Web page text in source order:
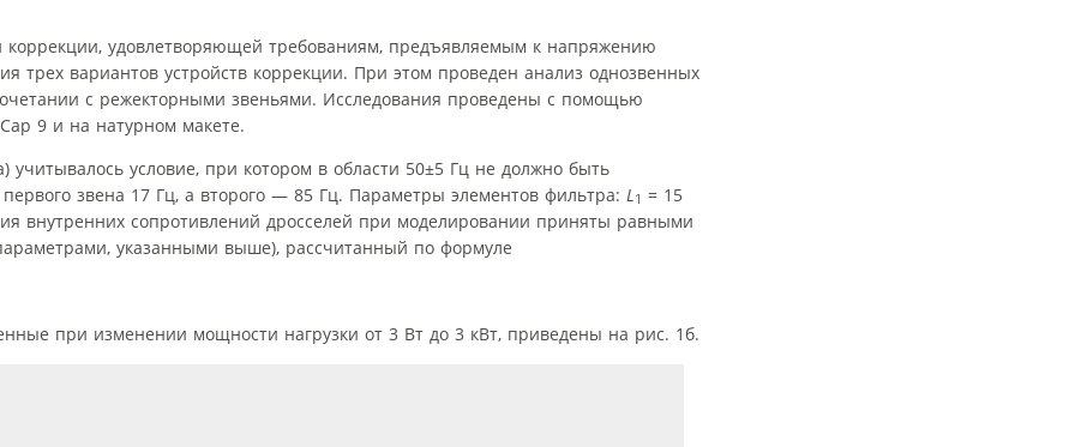
удовлетворяющей требованиям, предъявляемым к напряжению
трех вариантов устройств коррекции. При этом проведен анализ однозвенных
с режекторными звеньями. Исследования проведены с помощью
9 и на натурном макете.
учитывалось условие, при котором в области 50±5 Гц не должно быть
звена 17 Гц, а второго — 85 Гц. Параметры элементов фильтра: L 1 = 15
внутренних сопротивлений дросселей при моделировании приняты равными
указанными выше), рассчитанный по формуле
при изменении мощности нагрузки от 3 Вт до 3 кВт, приведены на рис. 1б.